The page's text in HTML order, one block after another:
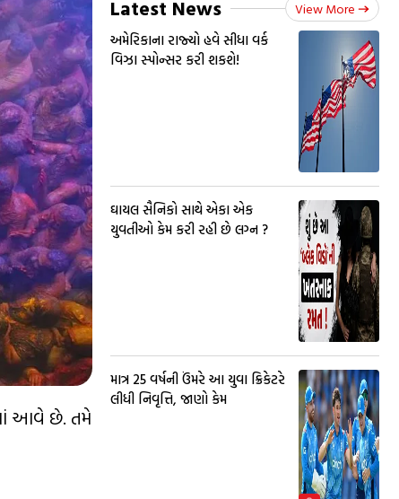
આવે છે. તમે
Latest News View More
અમેરિકાના રાજ્યો હવે સીધા વર્ક
વિઝા સ્પોન્સર કરી શકશે!
ઘાયલ સૈનિકો સાથે એકા એક
યુવતીઓ કેમ કરી રહી છે લગ્ન ?
માત્ર 25 વર્ષની ઉંમરે આ યુવા ક્રિકેટરે
લીધી નિવૃત્તિ, જાણો કેમ